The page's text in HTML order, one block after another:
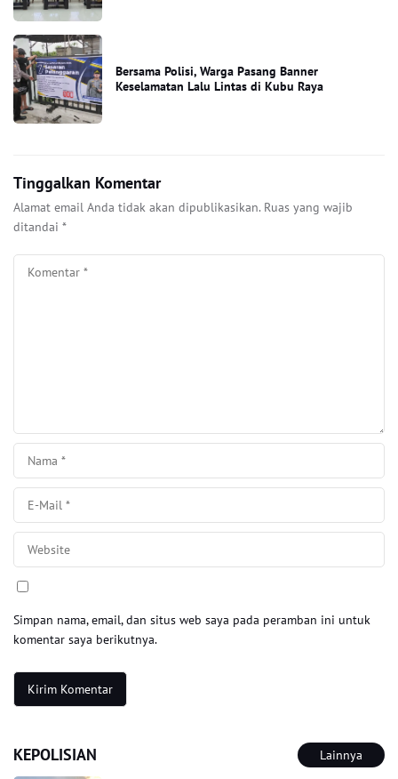
Bersama Polisi, Warga Pasang Banner
Keselamatan Lalu Lintas di Kubu Raya
Tinggalkan Komentar
Alamat email Anda tidak akan dipublikasikan. Ruas yang wajib
ditandai *
Simpan nama, email, dan situs web saya pada peramban ini untuk
komentar saya berikutnya.
KEPOLISIAN Lainnya